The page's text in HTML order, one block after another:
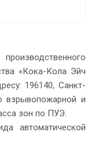
«Кока-Кола Эйч
196140, Санкт-
взрывопожарной и
зон по ПУЭ.
автоматической